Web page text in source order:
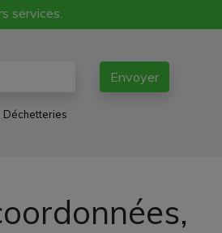
services.
Envoyer
Déchetteries